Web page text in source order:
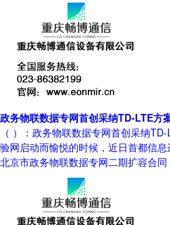
政务物联数据专网首创采纳TD-LTE方
（ ）：政务物联数据专网首创采纳
验网启动而愉悦的时候，近日首都信
北京市政务物联数据专网二期扩容合同